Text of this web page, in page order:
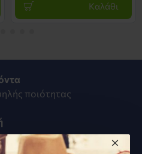
Καλάθι
ποιότητας